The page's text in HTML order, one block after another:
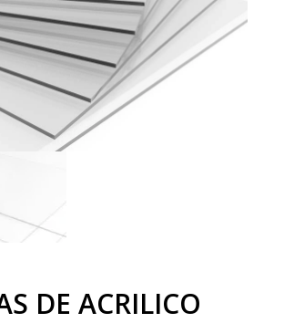
DE ACRILICO